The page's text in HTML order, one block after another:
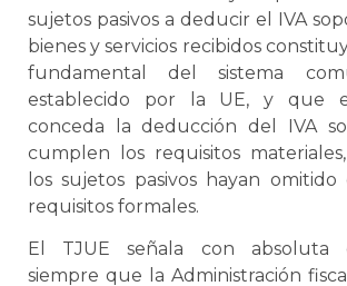
sujetos pasivos a deducir el IVA
bienes y servicios recibidos
fundamental del sistema
establecido por la UE, y que
conceda la deducción del IVA
cumplen los requisitos
los sujetos pasivos hayan omitido
requisitos formales.
El TJUE señala con absoluta
siempre que la Administración